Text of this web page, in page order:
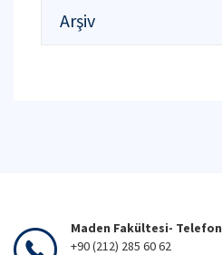
Arşiv
Maden Fakültesi- Telefon
+90 (212) 285 60 62